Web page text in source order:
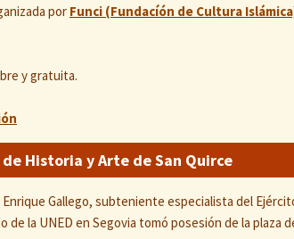
por Funci (Fundacíón de Cultura
y gratuita.
Historia y Arte de San Quirce
Gallego, subteniente especialista del
de la UNED en Segovia tomó posesión de la plaza